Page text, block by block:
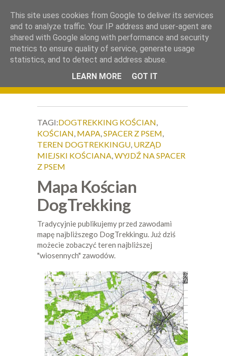
Okiem Obiektywu.
TAGI:DOGTREKKING KOŚCIAN,
KOŚCIAN, MAPA,SPACER Z PSEM,
TEREN DOGTREKKINGU, URZĄD
MIEJSKI KOŚCIANA,WYJDŹ NA SPACER
Z PSEM
Mapa Kościan
DogTrekking
Tradycyjnie publikujemy przed zawodami
mapę najbliższego DogTrekkingu. Już dziś
możecie zobaczyć teren najbliższej
"wiosennych" zawodów.
This site uses cookies from Google to deliver its services
and to analyze traffic. Your IP address and user-agent are
shared with Google along with performance and security
metrics to ensure quality of service, generate usage
statistics, and to detect and address abuse.
LEARN MORE
GOT IT